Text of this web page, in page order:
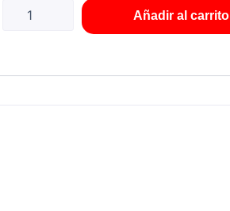
lt
Añadir al carrito